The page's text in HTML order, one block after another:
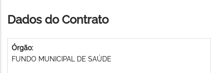
Dados do Contrato
Órgão:
FUNDO MUNICIPAL DE SAÚDE